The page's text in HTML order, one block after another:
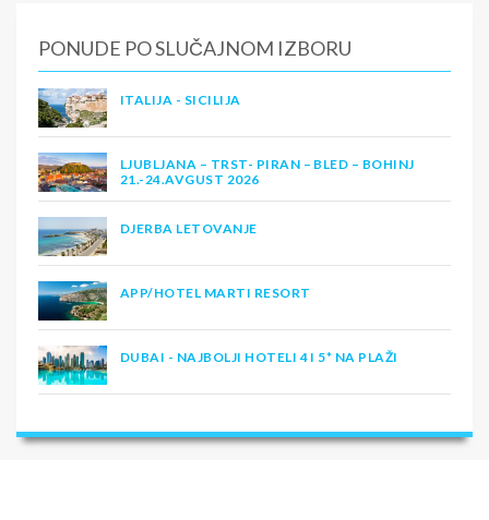
PONUDE PO SLUČAJNOM IZBORU
ITALIJA - SICILIJA
LJUBLJANA – TRST- PIRAN – BLED – BOHINJ
21.-24.AVGUST 2026
DJERBA LETOVANJE
APP/HOTEL MARTI RESORT
DUBAI - NAJBOLJI HOTELI 4 I 5* NA PLAŽI